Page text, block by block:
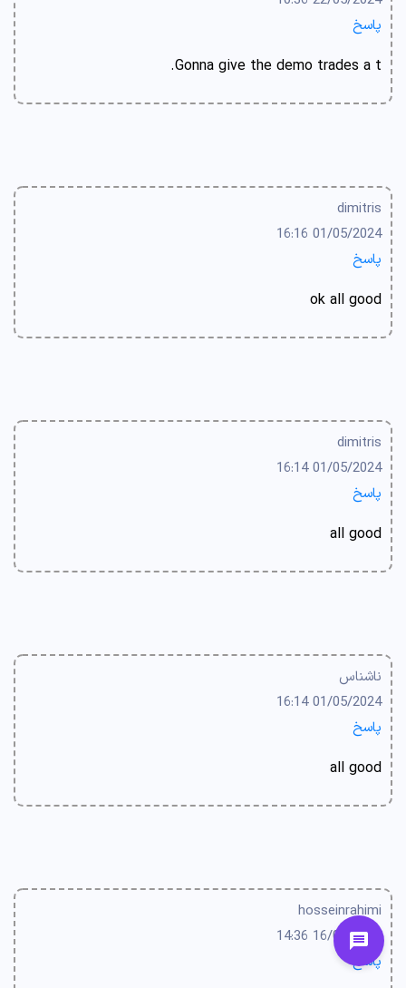
پاسخ
Gonna give the demo trades a t.
dimitris
01/05/2024 16:16
پاسخ
ok all good
dimitris
01/05/2024 16:14
پاسخ
all good
ناشناس
01/05/2024 16:14
پاسخ
all good
hosseinrahimi
16/04/2024 14:36
پاسخ